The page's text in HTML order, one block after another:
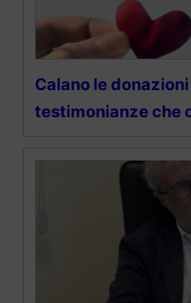
Calano le
testimonianze che